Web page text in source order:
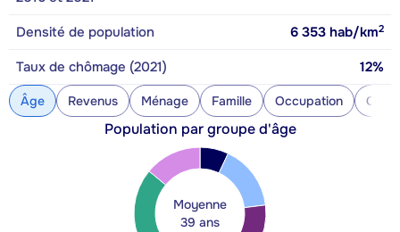
Densité de population 6 353 hab/km2
Taux de chômage (2021) 12%
Âge Revenus Ménage Famille Occupation
Population par groupe d'âge
Moyenne
39 ans